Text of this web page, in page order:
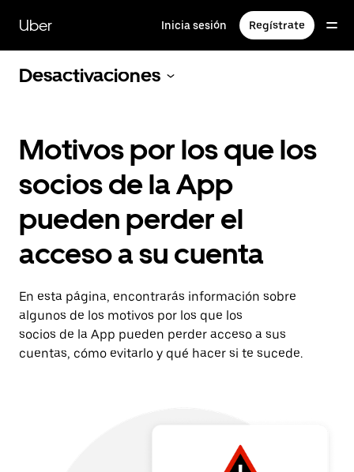
contenido
principal
Uber Inicia sesión Regístrate
Desactivaciones
Motivos por los que los
socios de la App
pueden perder el
acceso a su cuenta
En esta página, encontrarás información sobre
algunos de los motivos por los que los
socios de la App pueden perder acceso a sus
cuentas, cómo evitarlo y qué hacer si te sucede.